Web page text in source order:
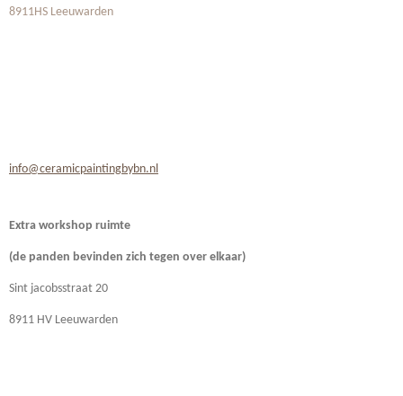
8911HS Leeuwarden
info@ceramicpaintingbybn.nl
Extra workshop ruimte
(de panden bevinden zich tegen over elkaar)
Sint jacobsstraat 20
8911 HV Leeuwarden